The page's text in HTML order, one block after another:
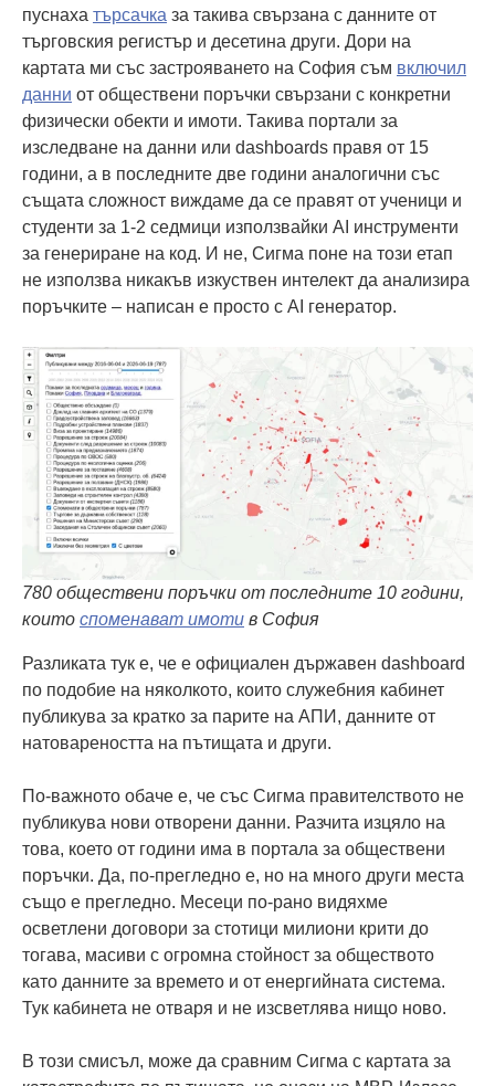
пуснаха търсачка за такива свързана с данните от
търговския регистър и десетина други. Дори на
картата ми със застрояването на София съм включил
данни от обществени поръчки свързани с конкретни
физически обекти и имоти. Такива портали за
изследване на данни или dashboards правя от 15
години, а в последните две години аналогични със
същата сложност виждаме да се правят от ученици и
студенти за 1-2 седмици използвайки AI инструменти
за генериране на код. И не, Сигма поне на този етап
не използва никакъв изкуствен интелект да анализира
поръчките – написан е просто с AI генератор.
780 обществени поръчки от последните 10 години,
които споменават имоти в София
Разликата тук е, че е официален държавен dashboard
по подобие на няколкото, които служебния кабинет
публикува за кратко за парите на АПИ, данните от
натовареността на пътищата и други.
По-важното обаче е, че със Сигма правителството не
публикува нови отворени данни. Разчита изцяло на
това, което от години има в портала за обществени
поръчки. Да, по-прегледно е, но на много други места
също е прегледно. Месеци по-рано видяхме
осветлени договори за стотици милиони крити до
тогава, масиви с огромна стойност за обществото
като данните за времето и от енергийната система.
Тук кабинета не отваря и не изсветлява нищо ново.
В този смисъл, може да сравним Сигма с картата за